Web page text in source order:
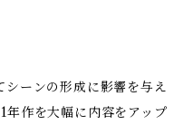
ーンの形成に影響を与え
作を大幅に内容をアップ